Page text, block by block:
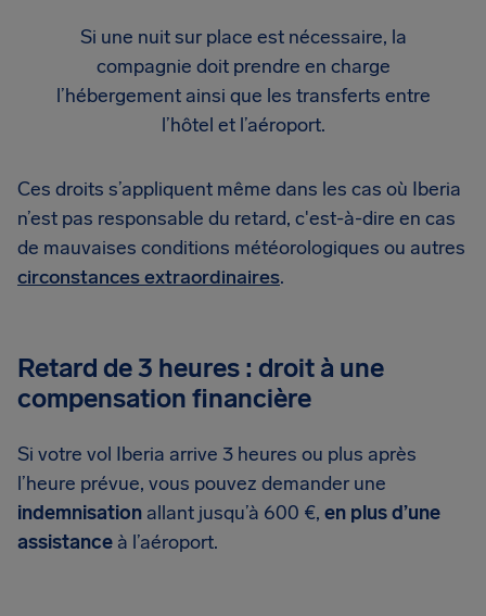
Si une nuit sur place est nécessaire, la
compagnie doit prendre en charge
l’hébergement ainsi que les transferts entre
l’hôtel et l’aéroport.
Ces droits s’appliquent même dans les cas où Iberia
n’est pas responsable du retard, c'est-à-dire en cas
de mauvaises conditions météorologiques ou autres
circonstances extraordinaires.
Retard de 3 heures : droit à une
compensation financière
Si votre vol Iberia arrive 3 heures ou plus après
l’heure prévue, vous pouvez demander une
indemnisation allant jusqu’à 600 €, en plus d’une
assistance à l’aéroport.